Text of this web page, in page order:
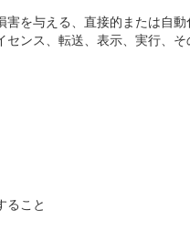
を与える、直接的または自
ンス、転送、表示、実行、
ること